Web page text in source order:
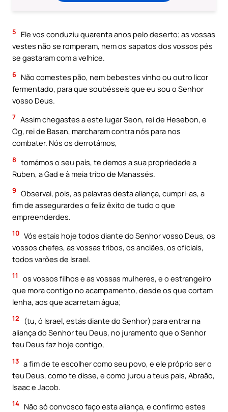
5
Ele vos conduziu quarenta anos pelo deserto; as vossas
vestes não se romperam, nem os sapatos dos vossos pés
se gastaram com a velhice.
6 Não comestes pão, nem bebestes vinho ou outro licor
fermentado, para que soubésseis que eu sou o Senhor
vosso Deus.
7 Assim chegastes a este lugar Seon, rei de Hesebon, e
Og, rei de Basan, marcharam contra nós para nos
combater. Nós os derrotámos,
8 tomámos o seu país, te demos a sua propriedade a
Ruben, a Gad e à meia tribo de Manassés.
9 Observai, pois, as palavras desta aliança, cumpri-as, a
fim de assegurardes o feliz êxito de tudo o que
empreenderdes.
10 Vós estais hoje todos diante do Senhor vosso Deus, os
vossos chefes, as vossas tribos, os anciães, os oficiais,
todos varões de Israel.
11
os vossos filhos e as vossas mulheres, e o estrangeiro
que mora contigo no acampamento, desde os que cortam
lenha, aos que acarretam água;
12
(tu, ó Israel, estás diante do Senhor) para entrar na
aliança do Senhor teu Deus, no juramento que o Senhor
teu Deus faz hoje contigo,
13 a fim de te escolher como seu povo, e ele próprio ser o
teu Deus, como te disse, e como jurou a teus pais, Abraão,
Isaac e Jacob.
14 Não só convosco faço esta aliança, e confirmo estes